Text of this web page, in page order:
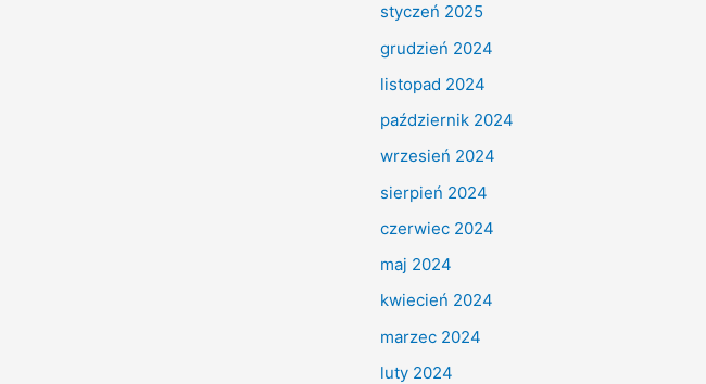
styczeń 2025
grudzień 2024
listopad 2024
październik 2024
wrzesień 2024
sierpień 2024
czerwiec 2024
maj 2024
kwiecień 2024
marzec 2024
luty 2024